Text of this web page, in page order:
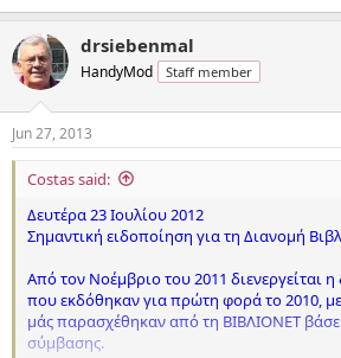
drsiebenmal
HandyMod Staff member
Jun 27, 2013
Costas said:
Δευτέρα 23 Ιουλίου 2012
Σημαντική ειδοποίηση για τη Διανομή
Από τον Νοέμβριο του 2011 διενεργείται η
που εκδόθηκαν για πρώτη φορά το 2010,
μάς παρασχέθηκαν από τη ΒΙΒΛΙΟΝΕΤ
σύμβασης.